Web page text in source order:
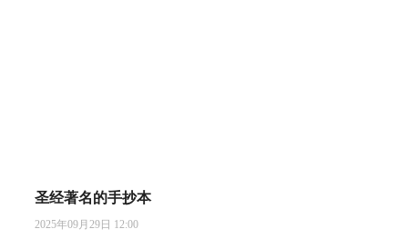
圣经著名的手抄本
2025年09月29日 12:00